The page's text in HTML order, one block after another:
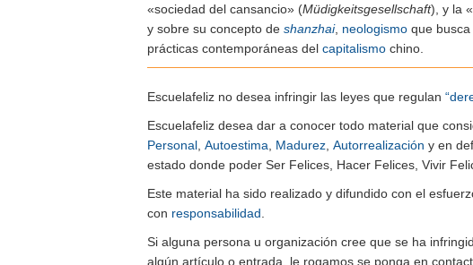
«sociedad del cansancio» (Müdigkeitsgesellschaft), y la
y sobre su concepto de shanzhai, neologismo que
prácticas contemporáneas del capitalismo chino.
Escuelafeliz no desea infringir las leyes que regulan
Escuelafeliz desea dar a conocer todo material que
Personal, Autoestima, Madurez, Autorrealización y en
estado donde poder Ser Felices, Hacer Felices, Vivir
Este material ha sido realizado y difundido con el
con responsabilidad.
Si alguna persona u organización cree que se ha
algún artículo o entrada, le rogamos se ponga en